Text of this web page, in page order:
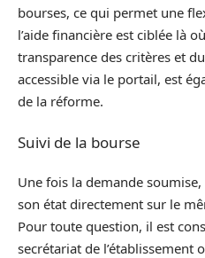
bourses, ce qui permet une
l’aide financière est ciblée là
transparence des critères et
accessible via le portail, est
de la réforme.
Suivi de la bourse
Une fois la demande
son état directement sur le
Pour toute question, il est
secrétariat de l’établissement